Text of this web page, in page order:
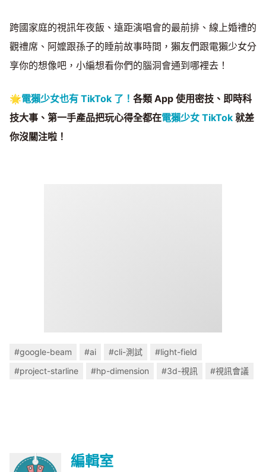
跨國家庭的視訊年夜飯、遠距演唱會的最前排、線上婚禮的
觀禮席、阿嬤跟孫子的睡前故事時間，獺友們跟電獺少女分
享你的想像吧，小編想看你們的腦洞會通到哪裡去！
🌟電獺少女也有 TikTok 了！ 各類 App 使用密技、即時科
技大事、第一手產品把玩心得全都在電獺少女 TikTok 就差
你沒關注啦！
#google-beam #ai #cli-測試
#light-field
#project-starline
#hp-dimension #3d-視訊 #視訊會議
編輯室